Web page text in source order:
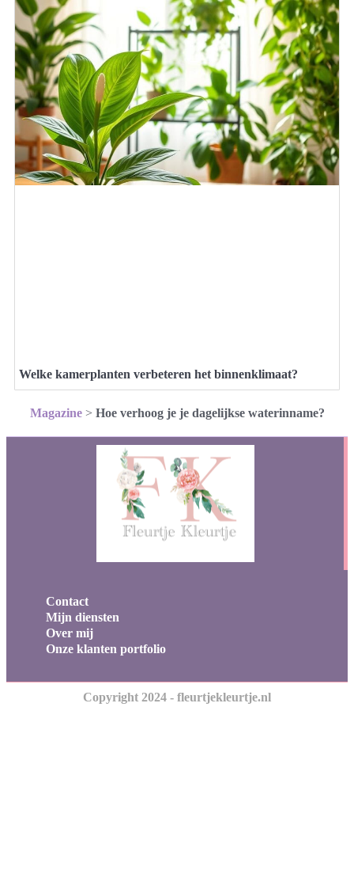
Welke kamerplanten verbeteren het binnenklimaat?
Magazine> Hoe verhoog je je dagelijkse waterinname?
Contact
Mijn diensten
Over mij
Onze klanten portfolio
Copyright 2024 - fleurtjekleurtje.nl